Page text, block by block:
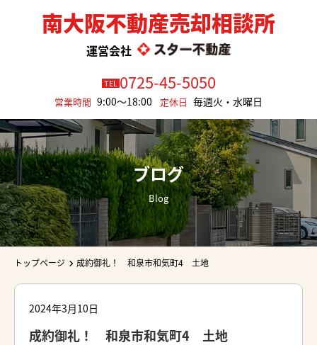
南大阪不動産売却相談所
運営会社
TEL0725-45-5050
営業時間 9:00～18:00 定休日 毎週火・水曜日
ブログ
Blog
トップページ 成約御礼！ 和泉市和気町4 土地
2024年3月10日
成約御礼！ 和泉市和気町4 土地